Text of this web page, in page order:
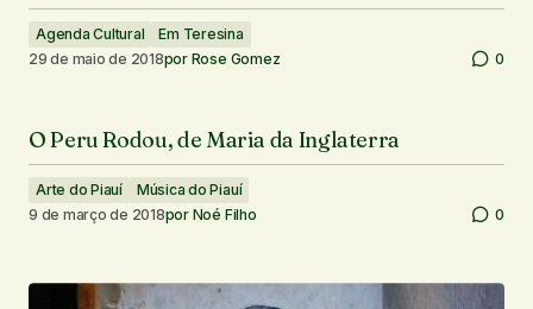
Agenda Cultural
Em Teresina
29 de maio de 2018por Rose Gomez 0
O Peru Rodou, de Maria da Inglaterra
Arte do Piauí
Música do Piauí
9 de março de 2018por Noé Filho 0